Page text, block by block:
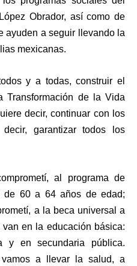
Obrador, así como de
ayuden a seguir llevando la
mexicanas.
y a todas, construir el
Transformación de la Vida
decir, continuar con los
garantizar todos los
al programa de
de 60 a 64 años de edad;
a la beca universal a
en la educación básica:
y en secundaria pública.
a llevar la salud, a